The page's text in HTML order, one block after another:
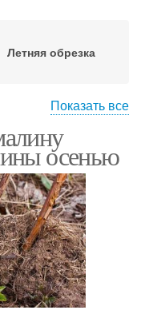
Летняя обрезка
Обрезка на зиму
Показать все
осенью